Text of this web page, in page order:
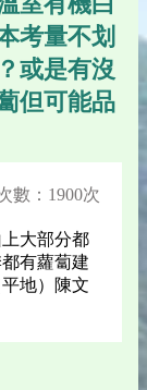
考量不划
或是有沒
但可能品
數：1900次
大部分都
有蘿蔔建
地）陳文